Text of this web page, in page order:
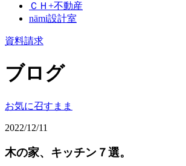
ＣＨ+不動産
nämi設計室
資料請求
ブログ
お気に召すまま
2022/12/11
木の家、キッチン７選。